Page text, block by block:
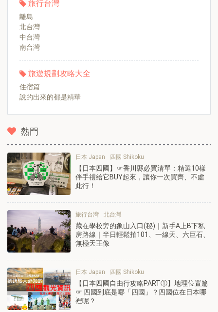
旅行台灣
離島
北台灣
中台灣
南台灣
旅遊規劃攻略大全
住宿篇
說的出來的都是精華
熱門
日本 Japan 四國 Shikoku
【日本四國】☞香川縣必買清單：精選10樣
伴手禮給它BUY起來，讓你一次買齊、不虛
此行！
旅行台灣 北台灣
藏在學校旁的象山入口(秘)｜新手A上B下私
房路線｜半日輕鬆拍101、一線天、六巨石、
無極天王像
日本 Japan 四國 Shikoku
【日本四國自由行攻略PART①】地理位置篇
☞ 四國到底是哪「四國」？四國位在日本哪
裡呢？